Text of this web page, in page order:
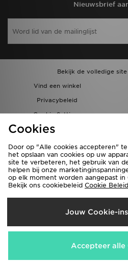
Nieuwsbrief
Bekijk de volledige
Vind een winkel
Privacybeleid
Cookie Settings
Bestellingen en Levering
Verzenden
België
Wij accepteren de
Cookies
Door op "Alle cookies accepteren"
het opslaan van cookies op uw
site te verbeteren, het gebruik van
helpen bij onze
op elk moment worden aangepast in
Bekijk ons cookiebeleid Cookie Beleid
Jouw Cookie-
Accepteer alle